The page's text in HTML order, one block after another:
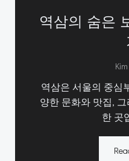
역삼의 숨은
Kim
역삼은 서울의 중심
양한 문화와 맛집,
한 곳